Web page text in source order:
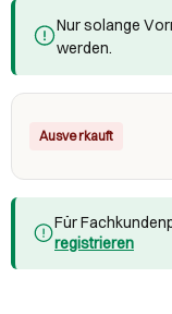
Nur solange
werden.
Ausverkauft
Für
registrieren